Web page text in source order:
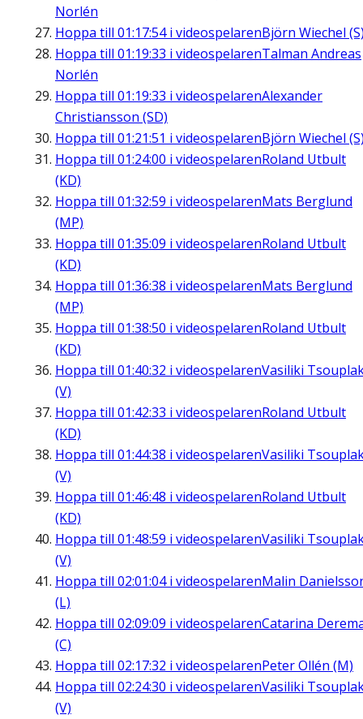
Norlén
Hoppa till 01:17:54i videospelarenBjörn Wiechel
Hoppa till 01:19:33 i videospelarenTalman Andreas
Norlén
Hoppa till 01:19:33 i videospelarenAlexander
Christiansson (SD)
Hoppa till 01:21:51 i videospelarenBjörn Wiechel
Hoppa till 01:24:00 i videospelarenRoland Utbult
(KD)
Hoppa till 01:32:59 i videospelarenMats Berglund
(MP)
Hoppa till 01:35:09 i videospelarenRoland Utbult
(KD)
Hoppa till 01:36:38 i videospelarenMats Berglund
(MP)
Hoppa till 01:38:50 i videospelarenRoland Utbult
(KD)
Hoppa till 01:40:32 i videospelarenVasiliki
(V)
Hoppa till 01:42:33 i videospelarenRoland Utbult
(KD)
Hoppa till 01:44:38 i videospelarenVasiliki
(V)
Hoppa till 01:46:48 i videospelarenRoland Utbult
(KD)
Hoppa till 01:48:59 i videospelarenVasiliki
(V)
Hoppa till 02:01:04i videospelarenMalin
(L)
Hoppa till 02:09:09 i videospelarenCatarina
(C)
Hoppa till 02:17:32 i videospelarenPeter Ollén (M)
Hoppa till 02:24:30 i videospelarenVasiliki
(V)